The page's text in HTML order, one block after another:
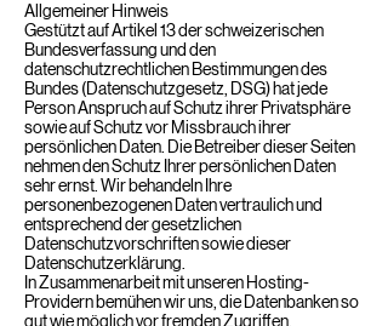
Allgemeiner Hinweis
Gestützt auf Artikel 13 der schweizerischen
Bundesverfassung und den
datenschutzrechtlichen Bestimmungen des
Bundes (Datenschutzgesetz, DSG) hat jede
Person Anspruch auf Schutz ihrer Privatsphäre
sowie auf Schutz vor Missbrauch ihrer
persönlichen Daten. Die Betreiber dieser Seiten
nehmen den Schutz Ihrer persönlichen Daten
sehr ernst. Wir behandeln Ihre
personenbezogenen Daten vertraulich und
entsprechend der gesetzlichen
Datenschutzvorschriften sowie dieser
Datenschutzerklärung.
In Zusammenarbeit mit unseren Hosting-
Providern bemühen wir uns, die Datenbanken so
gut wie möglich vor fremden Zugriffen,